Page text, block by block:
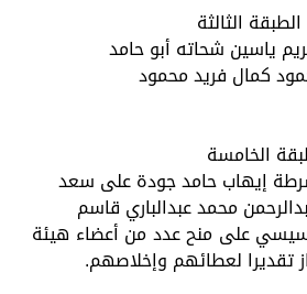
الثالثة
ياسين شحاته أبو حامد
كمال فريد محمود
الخامسة
إيهاب حامد جودة على سعد
محمد عبدالباري قاسم
على منح عدد من أعضاء هيئة
تقديرا لعطائهم وإخلاصهم.